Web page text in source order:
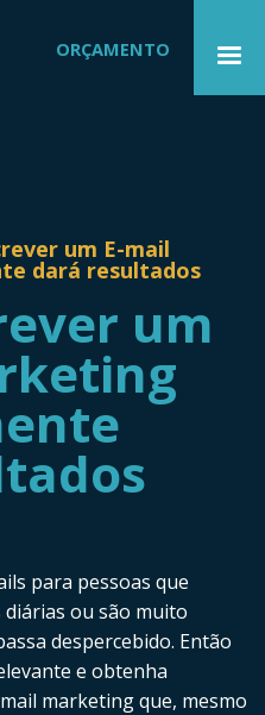
ORÇAMENTO
um E-mail
dará resultados
um
para pessoas que
ou são muito
despercebido. Então
e obtenha
marketing que, mesmo